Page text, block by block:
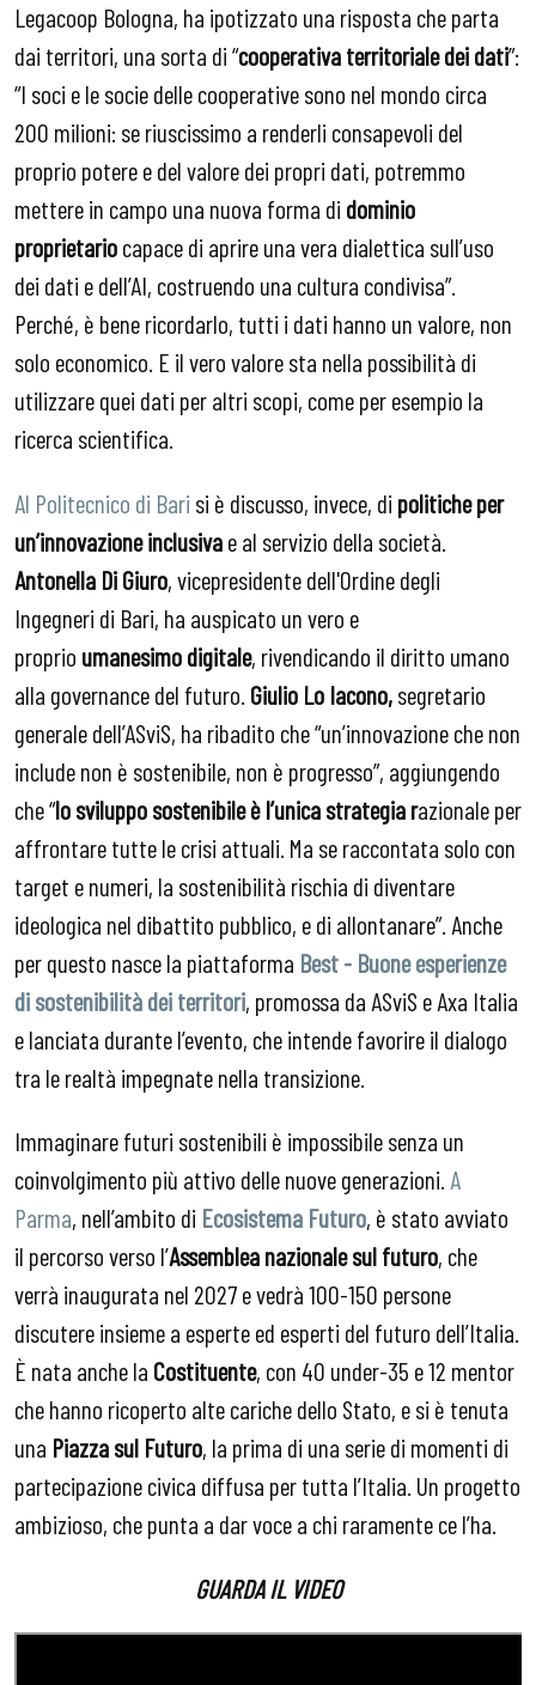
Legacoop Bologna, ha ipotizzato una risposta che parta
dai territori, una sorta di “cooperativa territoriale dei dati”:
“I soci e le socie delle cooperative sono nel mondo circa
200 milioni: se riuscissimo a renderli consapevoli del
proprio potere e del valore dei propri dati, potremmo
mettere in campo una nuova forma di dominio
proprietariocapace di aprire una vera dialettica sull’uso
dei dati e dell’AI, costruendo una cultura condivisa”.
Perché, è bene ricordarlo, tutti i dati hanno un valore, non
solo economico. E il vero valore sta nella possibilità di
utilizzare quei dati per altri scopi, come per esempio la
ricerca scientifica.
Al Politecnico di Bari si è discusso, invece, di politiche per
un’innovazione inclusivae al servizio della società.
Antonella Di Giuro, vicepresidente dell'Ordine degli
Ingegneri di Bari, ha auspicato un vero e
proprio umanesimo digitale, rivendicando il diritto umano
alla governance del futuro. Giulio Lo Iacono,segretario
generale dell’ASviS, ha ribadito che “un’innovazione che non
include non è sostenibile, non è progresso”, aggiungendo
che “lo sviluppo sostenibile è l’unica strategia razionale per
affrontare tutte le crisi attuali. Ma se raccontata solo con
target e numeri, la sostenibilità rischia di diventare
ideologica nel dibattito pubblico, e di allontanare”. Anche
per questo nasce la piattaforma Best - Buone esperienze
di sostenibilità dei territori, promossa da ASviS e Axa Italia
e lanciata durante l’evento, che intende favorire il dialogo
tra le realtà impegnate nella transizione.
Immaginare futuri sostenibili è impossibile senza un
coinvolgimento più attivo delle nuove generazioni. A
Parma, nell’ambito di Ecosistema Futuro, è stato avviato
il percorso verso l’Assemblea nazionale sul futuro, che
verrà inaugurata nel 2027 e vedrà 100-150 persone
discutere insieme a esperte ed esperti del futuro dell’Italia.
È nata anche la Costituente, con 40 under-35 e 12 mentor
che hanno ricoperto alte cariche dello Stato, e si è tenuta
una Piazza sul Futuro, la prima di una serie di momenti di
partecipazione civica diffusa per tutta l’Italia. Un progetto
ambizioso, che punta a dar voce a chi raramente ce l’ha.
GUARDA IL VIDEO